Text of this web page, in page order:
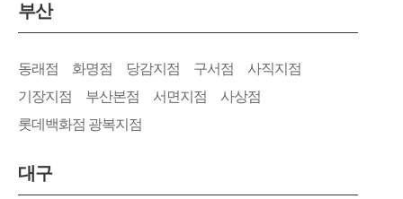
부산
동래점 화명점 당감지점 구서점
사직지점
기장지점
부산본점 서면지점
사상점
롯데백화점 광복지점
대구